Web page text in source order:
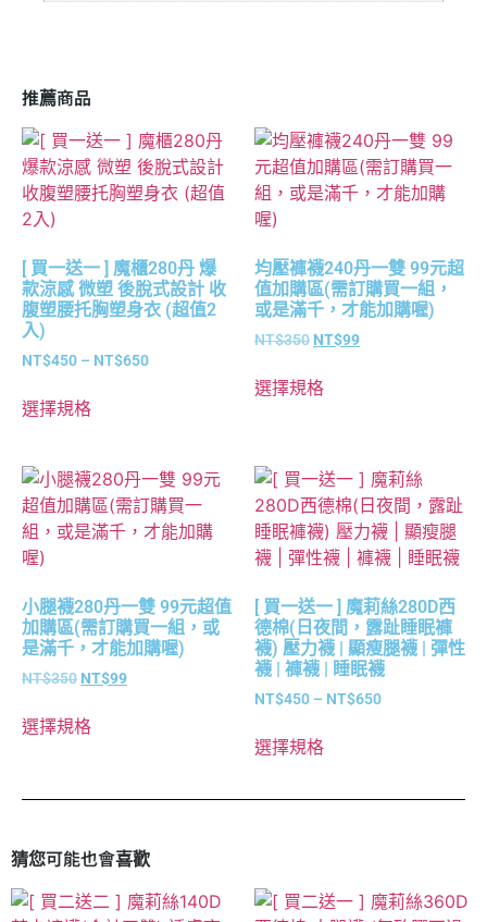
推薦商品
[ 買一送一 ] 魔櫃280丹 爆
款涼感 微塑 後脫式設計 收
腹塑腰托胸塑身衣 (超值2
入)
NT$450 – NT$650
選擇規格
均壓褲襪240丹一雙 99元超
值加購區(需訂購買一組，
或是滿千，才能加購喔)
NT$350 NT$99
選擇規格
小腿襪280丹一雙 99元超值
加購區(需訂購買一組，或
是滿千，才能加購喔)
NT$350 NT$99
選擇規格
[ 買一送一 ] 魔莉絲280D西
德棉(日夜間，露趾睡眠褲
襪) 壓力襪 | 顯瘦腿襪 | 彈性
襪 | 褲襪 | 睡眠襪
NT$450 – NT$650
選擇規格
猜您可能也會喜歡